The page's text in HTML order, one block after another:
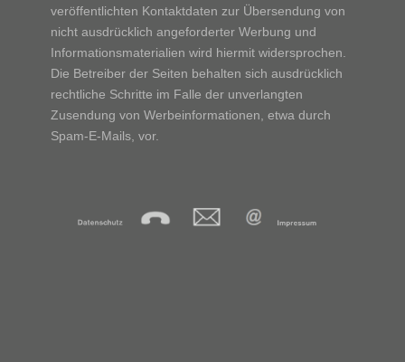
veröffentlichten Kontaktdaten zur Übersendung von
nicht ausdrücklich angeforderter Werbung und
Informations­materialien wird hiermit widersprochen.
Die Betreiber der Seiten behalten sich ausdrücklich
rechtliche Schritte im Falle der unverlangten
Zusendung von Werbeinformationen, etwa durch
Spam-E-Mails, vor.